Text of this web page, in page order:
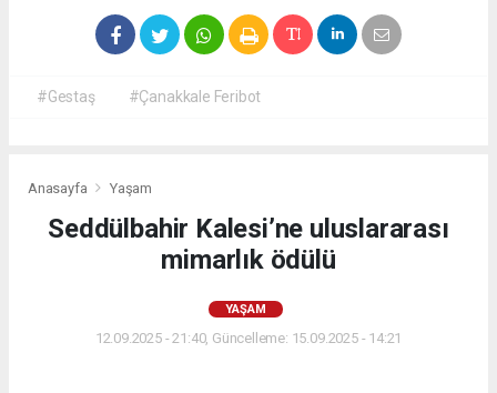
#Gestaş #Çanakkale Feribot
Anasayfa Yaşam
Seddülbahir Kalesi’ne uluslararası
mimarlık ödülü
YAŞAM
12.09.2025 - 21:40, Güncelleme: 15.09.2025 - 14:21